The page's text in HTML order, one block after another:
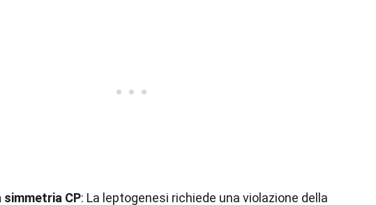
CP: La leptogenesi richiede una violazione della